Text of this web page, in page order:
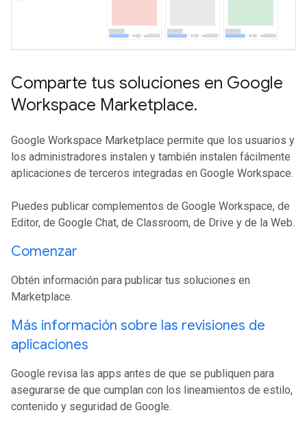
Comparte tus soluciones en Google
Workspace Marketplace.
Google Workspace Marketplace permite que los usuarios y
los administradores instalen y también instalen fácilmente
aplicaciones de terceros integradas en Google Workspace.
Puedes publicar complementos de Google Workspace, de
Editor, de Google Chat, de Classroom, de Drive y de la Web.
Comenzar
Obtén información para publicar tus soluciones en
Marketplace.
Más información sobre las revisiones de
aplicaciones
Google revisa las apps antes de que se publiquen para
asegurarse de que cumplan con los lineamientos de estilo,
contenido y seguridad de Google.